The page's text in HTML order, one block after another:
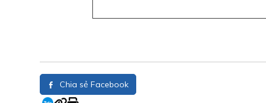
Chia sẻ Facebook